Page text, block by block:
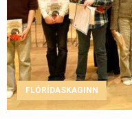
FLÓRÍDASKAGINN